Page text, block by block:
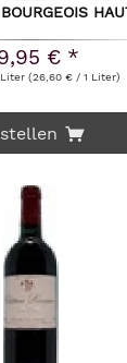
€ *
(26,60 € / 1 Liter)